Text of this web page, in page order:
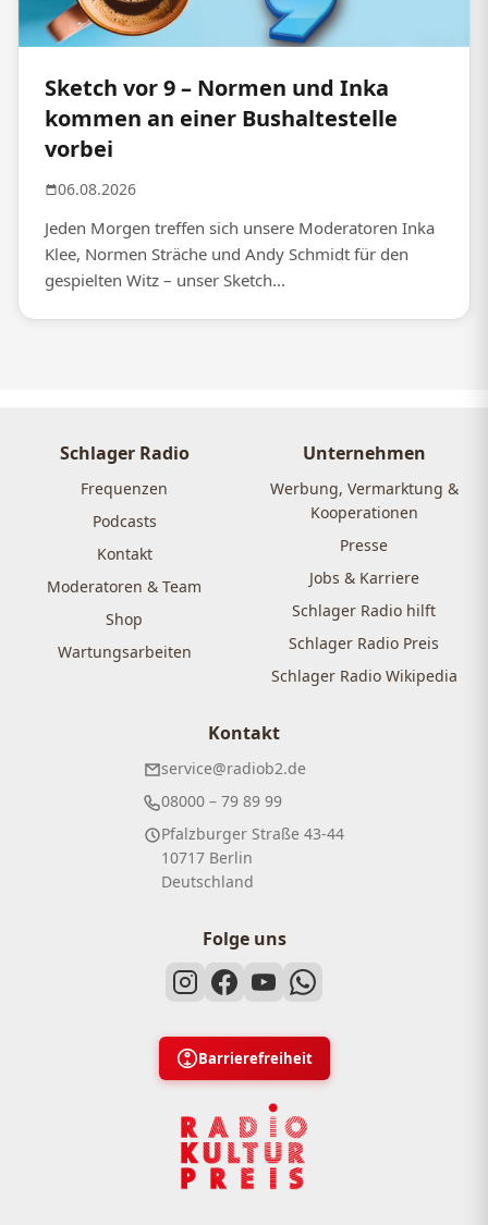
Sketch vor 9 – Normen und Inka
kommen an einer Bushaltestelle
vorbei
06.08.2026
Jeden Morgen treffen sich unsere Moderatoren Inka
Klee, Normen Sträche und Andy Schmidt für den
gespielten Witz – unser Sketch...
Schlager Radio
Frequenzen
Podcasts
Kontakt
Moderatoren & Team
Shop
Wartungsarbeiten
Unternehmen
Werbung, Vermarktung &
Kooperationen
Presse
Jobs & Karriere
Schlager Radio hilft
Schlager Radio Preis
Schlager Radio Wikipedia
Kontakt
service@radiob2.de
08000 – 79 89 99
Pfalzburger Straße 43-44
10717 Berlin
Deutschland
Folge uns
Barrierefreiheit